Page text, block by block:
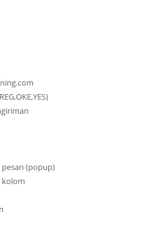
(popup)
kolom